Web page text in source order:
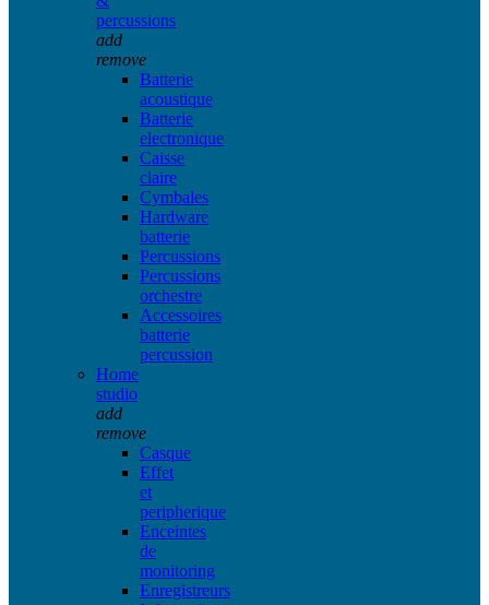
percussions
add
remove
Batterie
acoustique
Batterie
electronique
Caisse
claire
Cymbales
Hardware
batterie
Percussions
Percussions
orchestre
Accessoires
batterie
percussion
Home
studio
add
remove
Casque
Effet
et
peripherique
Enceintes
de
monitoring
Enregistreurs